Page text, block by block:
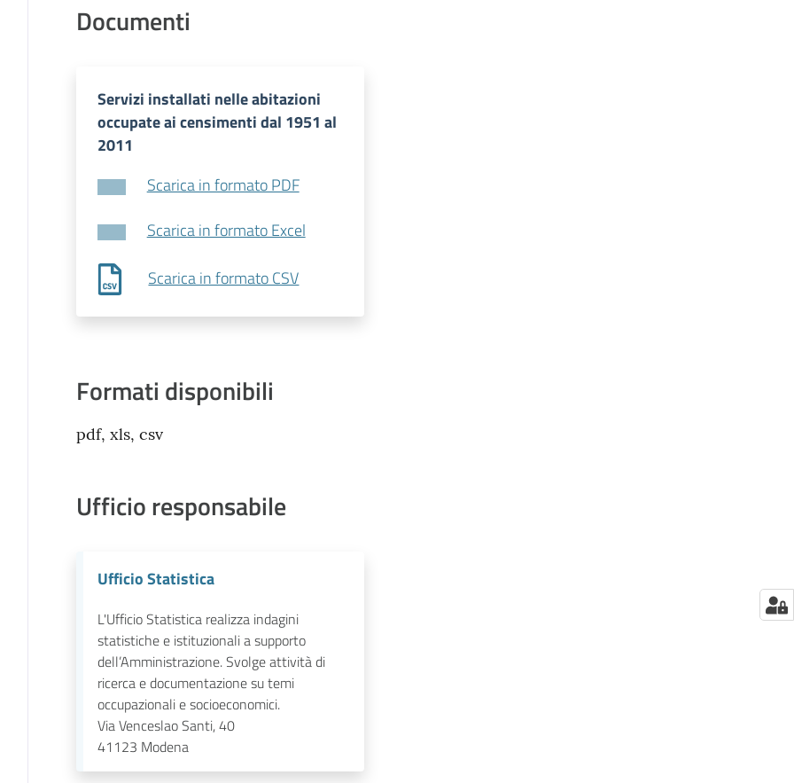
Documenti
Servizi installati nelle abitazioni
occupate ai censimenti dal 1951 al
2011
Scarica in formato PDF
Scarica in formato Excel
Scarica in formato CSV
Formati disponibili
pdf, xls, csv
Ufficio responsabile
Ufficio Statistica
L'Ufficio Statistica realizza indagini
statistiche e istituzionali a supporto
dell’Amministrazione. Svolge attività di
ricerca e documentazione su temi
occupazionali e socioeconomici.
Via Venceslao Santi, 40
41123 Modena